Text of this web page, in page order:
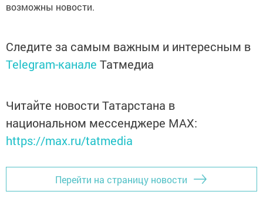
возможны новости.
Следите за самым важным и интересным в
Telegram-канале Татмедиа
Читайте новости Татарстана в
национальном мессенджере MАХ:
https://max.ru/tatmedia
Перейти на страницу новости